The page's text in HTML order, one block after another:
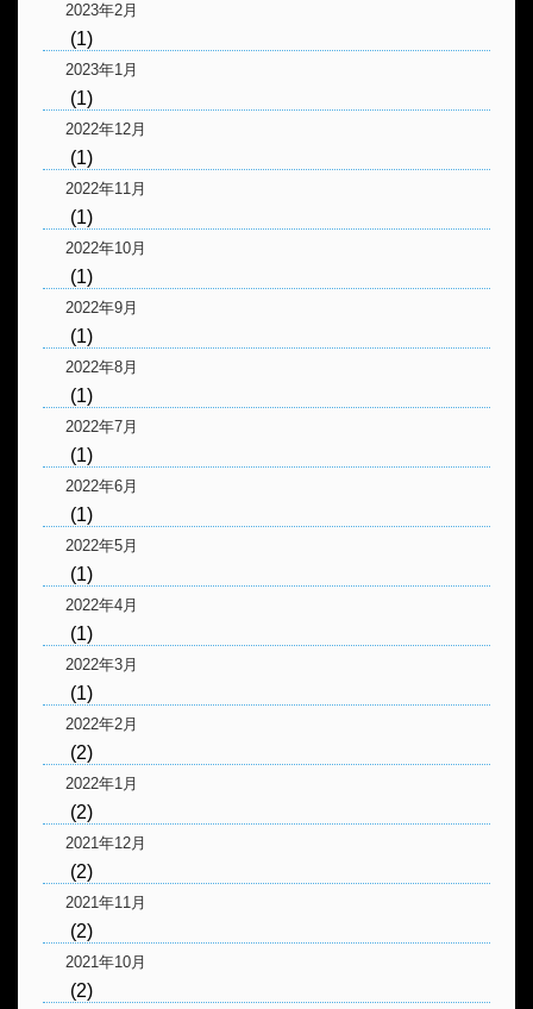
2023年2月
(1)
2023年1月
(1)
2022年12月
(1)
2022年11月
(1)
2022年10月
(1)
2022年9月
(1)
2022年8月
(1)
2022年7月
(1)
2022年6月
(1)
2022年5月
(1)
2022年4月
(1)
2022年3月
(1)
2022年2月
(2)
2022年1月
(2)
2021年12月
(2)
2021年11月
(2)
2021年10月
(2)